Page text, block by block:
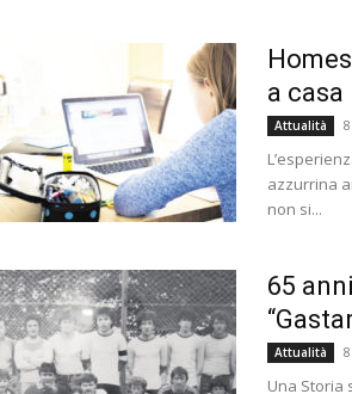
a casa
Attualità
azzurrina
non si...
65
Attualità
Una Storia